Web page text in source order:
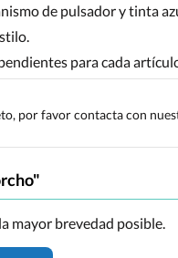
de pulsador y tinta
para cada
por favor contacta con
mayor brevedad posible.